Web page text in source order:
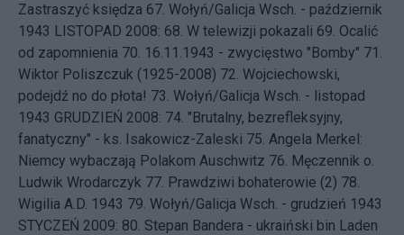
Zastraszyć księdza 67. Wołyń/Galicja Wsch. - październik
1943 LISTOPAD 2008: 68. W telewizji pokazali 69. Ocalić
od zapomnienia 70. 16.11.1943 - zwycięstwo "Bomby" 71.
Wiktor Poliszczuk (1925-2008) 72. Wojciechowski,
podejdź no do płota! 73. Wołyń/Galicja Wsch. - listopad
1943 GRUDZIEŃ 2008: 74. "Brutalny, bezrefleksyjny,
fanatyczny" - ks. Isakowicz-Zaleski 75. Angela Merkel:
Niemcy wybaczają Polakom Auschwitz 76. Męczennik o.
Ludwik Wrodarczyk 77. Prawdziwi bohaterowie (2) 78.
Wigilia A.D. 1943 79. Wołyń/Galicja Wsch. - grudzień 1943
STYCZEŃ 2009: 80. Stepan Bandera - ukraiński bin Laden